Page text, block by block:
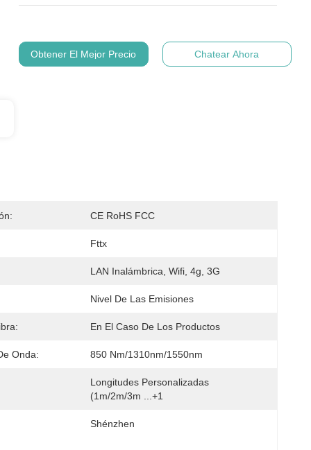
Obtener El Mejor Precio Chatear Ahora
CE RoHS FCC
Fttx
LAN Inalámbrica, Wifi, 4g, 3G
Nivel De Las Emisiones
En El Caso De Los Productos
Onda: 850 Nm/1310nm/1550nm
Longitudes Personalizadas
(1m/2m/3m ...+1
Shénzhen